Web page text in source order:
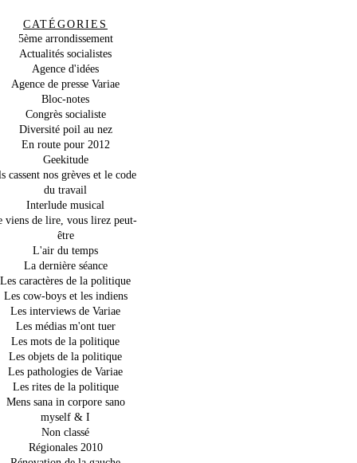
CATÉGORIES
5ème arrondissement
Actualités socialistes
Agence d'idées
Agence de presse Variae
Bloc-notes
Congrès socialiste
Diversité poil au nez
En route pour 2012
Geekitude
cassent nos grèves et le code
du travail
Interlude musical
viens de lire, vous lirez peut-
être
L'air du temps
La dernière séance
Les caractères de la politique
Les cow-boys et les indiens
Les interviews de Variae
Les médias m'ont tuer
Les mots de la politique
Les objets de la politique
Les pathologies de Variae
Les rites de la politique
Mens sana in corpore sano
myself & I
Non classé
Régionales 2010